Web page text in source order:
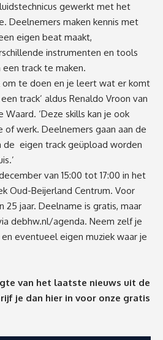
gewerkt met het
Deelnemers maken kennis met
eigen beat maakt,
instrumenten en tools
track te maken.
om te doen en je leert wat er komt
track’ aldus Renaldo Vroon van
‘Deze skills kan je ook
werk. Deelnemers gaan aan de
de eigen track geüpload worden
van 15:00 tot 17:00 in het
Oud-Beijerland Centrum. Voor
25 jaar. Deelname is gratis, maar
debhw.nl/agenda. Neem zelf je
eventueel eigen muziek waar je
van het laatste nieuws uit de
je dan hier in voor onze gratis